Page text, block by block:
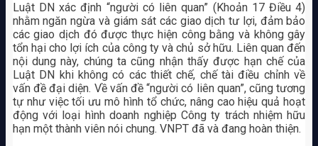
Luật DN xác định “người có liên quan” (Khoản 17 Điều 4)
nhằm ngăn ngừa và giám sát các giao dịch tư lợi, đảm bảo
các giao dịch đó được thực hiện công bằng và không gây
tổn hại cho lợi ích của công ty và chủ sở hữu. Liên quan đến
nội dung này, chúng ta cũng nhận thấy được hạn chế của
Luật DN khi không có các thiết chế, chế tài điều chỉnh về
vấn đề đại diện. Về vấn đề “người có liên quan”, cũng tương
tự như việc tối ưu mô hình tổ chức, nâng cao hiệu quả hoạt
động với loại hình doanh nghiệp Công ty trách nhiệm hữu
hạn một thành viên nói chung. VNPT đã và đang hoàn thiện.